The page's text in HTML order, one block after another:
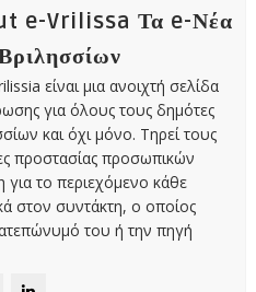
e-Vrilissa Τα e-Νέα
είναι μια ανοιχτή σελίδα
για όλους τους δημότες
και όχι μόνο. Τηρεί τους
προστασίας προσωπικών
το περιεχόμενο κάθε
στον συντάκτη, ο οποίος
του ή την πηγή